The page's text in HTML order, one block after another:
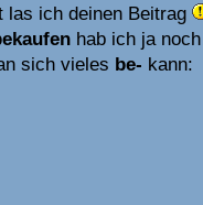
las ich deinen Beitrag
hab ich ja
sich vieles be- kann: